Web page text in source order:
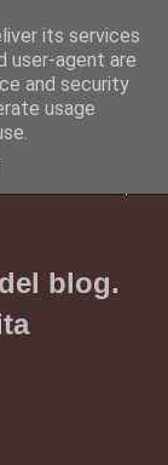
blog.
its services
user-agent are
and security
usage